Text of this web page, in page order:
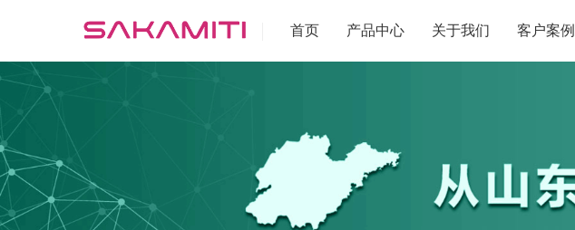
首页 产品中心 关于我们 客户案例